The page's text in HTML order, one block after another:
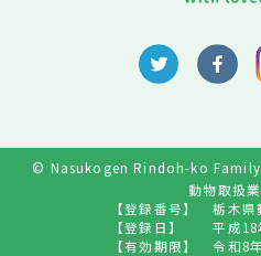
© Nasukogen Rindoh-ko
動物取扱
【登録番号】
栃木県
【登録日】
平成18
【有効期限】
令和8